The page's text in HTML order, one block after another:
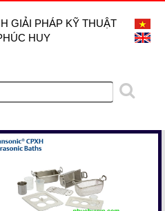
GIẢI PHÁP KỸ THUẬT
HUY